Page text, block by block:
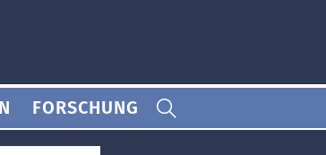
FORSCHUNG